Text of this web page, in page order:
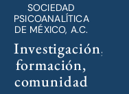
SOCIEDAD
PSICOANALÍTICA
DE MÉXICO, A.C.
Investigación,
formación,
comunidad